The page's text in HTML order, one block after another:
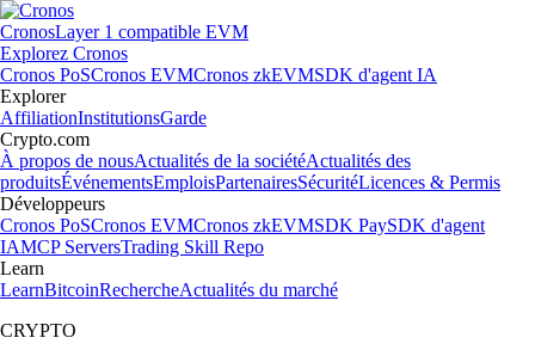
CronosLayer 1 compatible EVM
Explorez Cronos
Cronos PoSCronos EVMCronos zkEVMSDK d'agent IA
Explorer
AffiliationInstitutionsGarde
Crypto.com
À propos de nousActualités de la sociétéActualités des
produitsÉvénementsEmploisPartenairesSécuritéLicences & Permis
Développeurs
Cronos PoSCronos EVMCronos zkEVMSDK PaySDK d'agent
IAMCP ServersTrading Skill Repo
Learn
LearnBitcoinRechercheActualités du marché
CRYPTO